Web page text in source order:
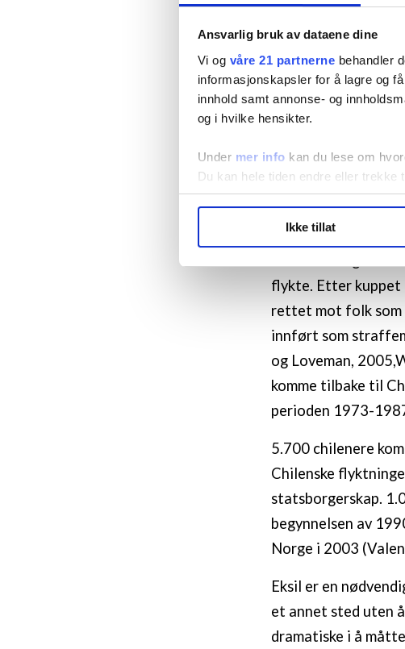
Ansvarlig bruk av dataene dine
Vi og våre 21 partnerne behandler
informasjonskapsler for å lagre og
innhold samt annonse- og
og i hvilke hensikter.
Under mer info kan du lese om
Du kan hele tiden endre eller
hvordan våre nettsider blir brukt
annonsering. Disse er angitt i
Ikke tillat
materiale om
Innledningsvis gir
modellen.
Flukt fra Chile,
Den 11.
flykte. Etter
rettet mot folk som
innført som
og Loveman,
komme tilbake til
perioden 1973-
5.700 chilenere
Chilenske
statsborgerskap.
begynnelsen av
Norge i 2003
Eksil er en
et annet sted uten
dramatiske i å